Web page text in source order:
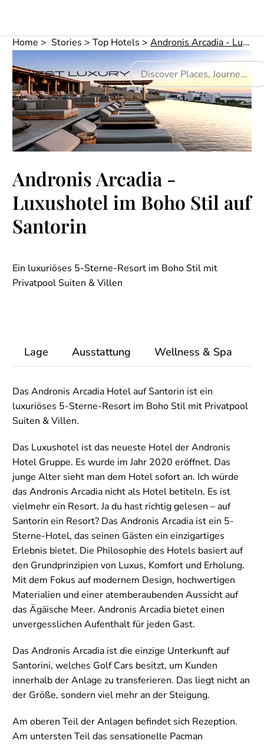
Home Stories Top Hotels Andronis Arcadia - Luxushotel im Boho Stil auf Santorin
Andronis Arcadia -
Luxushotel im Boho Stil auf
Santorin
Ein luxuriöses 5-Sterne-Resort im Boho Stil mit
Privatpool Suiten & Villen
Lage Ausstattung Wellness & Spa
Das Andronis Arcadia Hotel auf Santorin ist ein
luxuriöses 5-Sterne-Resort im Boho Stil mit Privatpool
Suiten & Villen.
Das Luxushotel ist das neueste Hotel der Andronis
Hotel Gruppe. Es wurde im Jahr 2020 eröffnet. Das
junge Alter sieht man dem Hotel sofort an. Ich würde
das Andronis Arcadia nicht als Hotel betiteln. Es ist
vielmehr ein Resort. Ja du hast richtig gelesen – auf
Santorin ein Resort? Das Andronis Arcadia ist ein 5-
Sterne-Hotel, das seinen Gästen ein einzigartiges
Erlebnis bietet. Die Philosophie des Hotels basiert auf
den Grundprinzipien von Luxus, Komfort und Erholung.
Mit dem Fokus auf modernem Design, hochwertigen
Materialien und einer atemberaubenden Aussicht auf
das Ägäische Meer. Andronis Arcadia bietet einen
unvergesslichen Aufenthalt für jeden Gast.
Das Andronis Arcadia ist die einzige Unterkunft auf
Santorini, welches Golf Cars besitzt, um Kunden
innerhalb der Anlage zu transferieren. Das liegt nicht an
der Größe, sondern viel mehr an der Steigung.
Am oberen Teil der Anlagen befindet sich Rezeption.
Am untersten Teil das sensationelle Pacman